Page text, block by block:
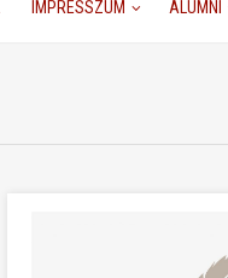
IMPRESSZUM ALUMNI